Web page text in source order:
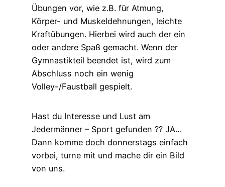
Übungen vor, wie z.B. für Atmung,
Körper- und Muskeldehnungen, leichte
Kraftübungen. Hierbei wird auch der ein
oder andere Spaß gemacht. Wenn der
Gymnastikteil beendet ist, wird zum
Abschluss noch ein wenig
Volley-/Faustball gespielt.
Hast du Interesse und Lust am
Jedermänner – Sport gefunden ?? JA…
Dann komme doch donnerstags einfach
vorbei, turne mit und mache dir ein Bild
von uns.